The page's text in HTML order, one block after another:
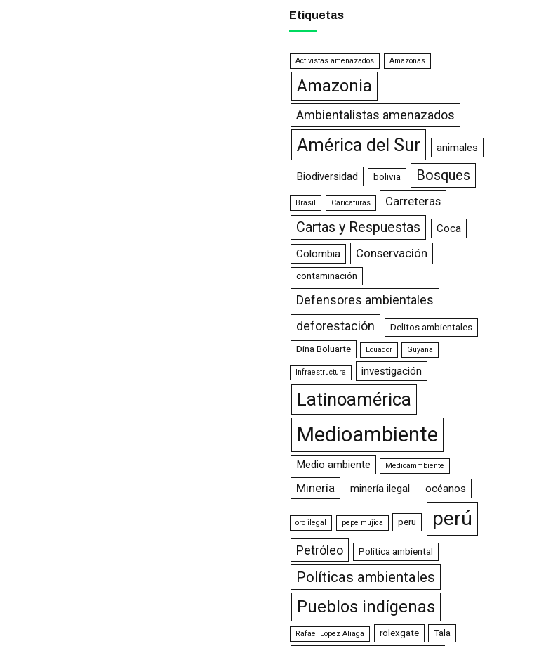
Etiquetas
Activistas amenazados Amazonas
Amazonia
Ambientalistas amenazados
América del Sur animales
Biodiversidad bolivia Bosques
Brasil Caricaturas Carreteras
Cartas y Respuestas
Coca
Colombia
Conservación
contaminación
Defensores ambientales
deforestación
Delitos ambientales
Dina Boluarte Ecuador Guyana
Infraestructura investigación
Latinoamérica
Medioambiente
Medio ambiente Medioammbiente
Minería minería ilegal océanos
oro ilegal pepe mujica peru perú
Petróleo Política ambiental
Políticas ambientales
Pueblos indígenas
Rafael López Aliaga rolexgate Tala